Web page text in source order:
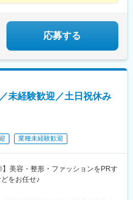
応募する
未経験歓迎／土日祝休み
業種未経験歓迎
美容・整形・ファッションをPRす
をお任せ♪